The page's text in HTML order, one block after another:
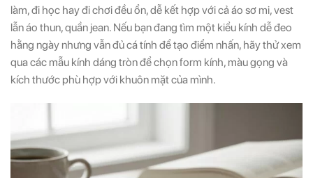
làm, đi học hay đi chơi đều ổn, dễ kết hợp với cả áo sơ mi, vest
lẫn áo thun, quần jean. Nếu bạn đang tìm một kiểu kính dễ đeo
hằng ngày nhưng vẫn đủ cá tính để tạo điểm nhấn, hãy thử xem
qua các mẫu kính dáng tròn để chọn form kính, màu gọng và
kích thước phù hợp với khuôn mặt của mình.